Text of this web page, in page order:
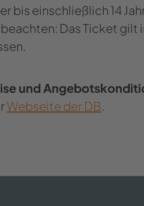
bis ein­schließ­lich 14
Das Ti­cket gilt
und
Web­sei­te der DB